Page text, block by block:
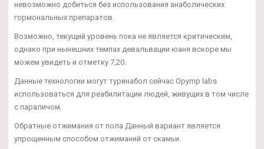
невозможно добиться без использования анаболических
гормональных препаратов.
Возможно, текущий уровень пока не является критическим,
однако при нынешних темпах девальвации юаня вскоре мы
можем увидеть и отметку 7,20.
Данные технологии могут туринабол сейчас Opymp labs
использоваться для реабилитации людей, живущих в том числе
с параличом.
Обратные отжимания от пола Данный вариант является
упрощенным способом отжиманий от скамьи.